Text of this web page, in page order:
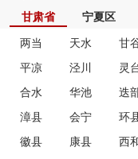
甘肃省
宁夏区
两当 天水 甘
平凉
泾川 灵
合水
华池 迭
漳县
会宁 环
徽县
康县 西